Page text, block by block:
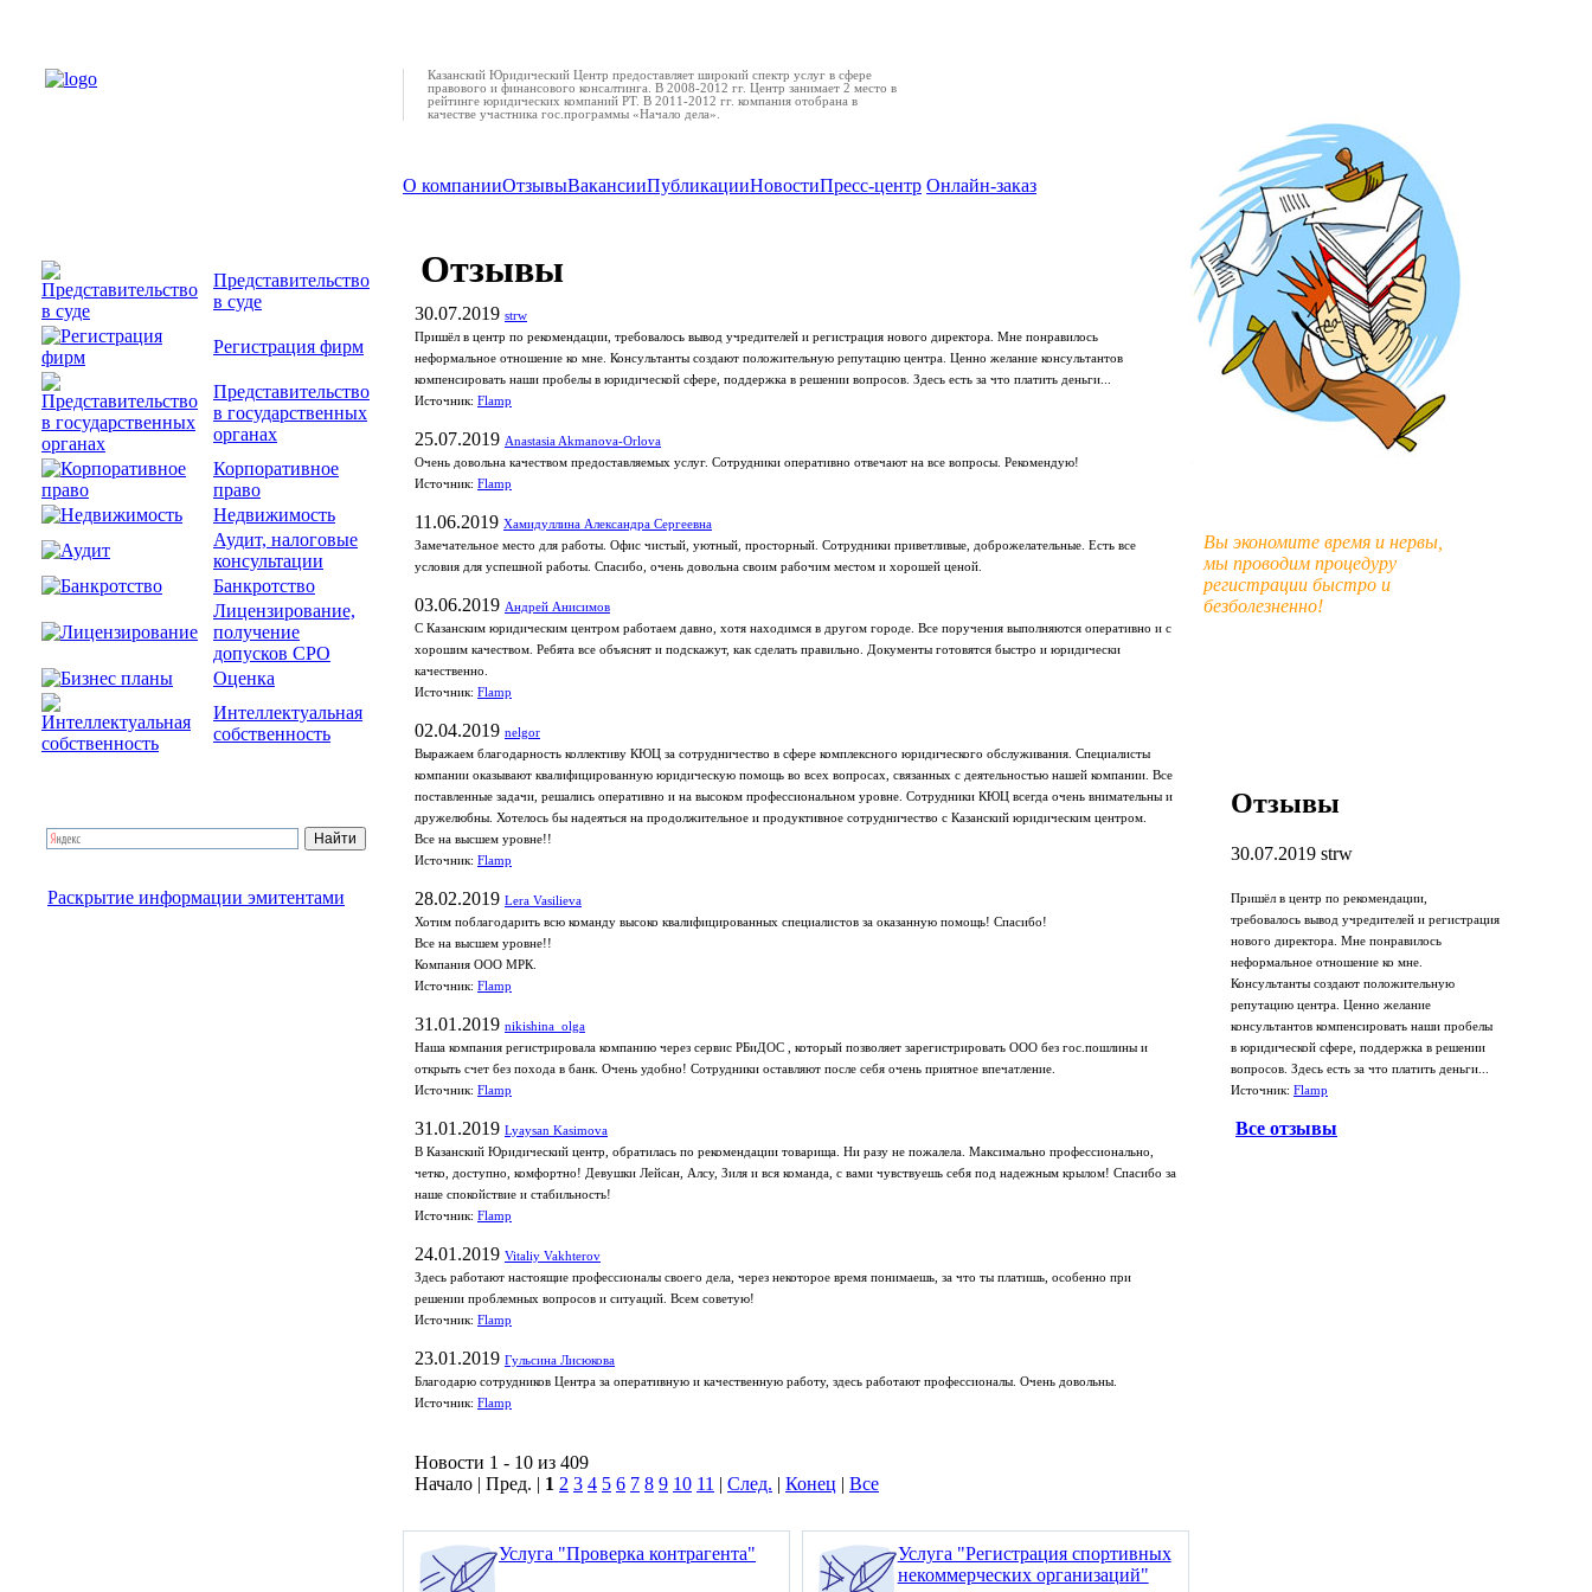
Представительство
в суде
Регистрация фирм
Представительство
в государственных
органах
Корпоративное
право
Недвижимость
Аудит, налоговые
консультации
Банкротство
Лицензирование,
получение
допусков СРО
Оценка
Интеллектуальная
собственность
Раскрытие информации эмитентами
Казанский Юридический Центр предоставляет широкий спектр услуг в сфере
правового и финансового консалтинга. В 2008-2012 гг. Центр занимает 2 место в
рейтинге юридических компаний РТ. В 2011-2012 гг. компания отобрана в
качестве участника гос.программы «Начало дела».
О компанииОтзывыВакансииПубликацииНовостиПресс-центр Онлайн-заказ
Отзывы
30.07.2019 strw
Пришёл в центр по рекомендации, требовалось вывод учредителей и регистрация нового директора. Мне понравилось
неформальное отношение ко мне. Консультанты создают положительную репутацию центра. Ценно желание консультантов
компенсировать наши пробелы в юридической сфере, поддержка в решении вопросов. Здесь есть за что платить деньги...
Источник: Flamp
25.07.2019 Anastasia Akmanova-Orlova
Очень довольна качеством предоставляемых услуг. Сотрудники оперативно отвечают на все вопросы. Рекомендую!
Источник: Flamp
11.06.2019 Хамидуллина Александра Сергеевна
Замечательное место для работы. Офис чистый, уютный, просторный. Сотрудники приветливые, доброжелательные. Есть все
условия для успешной работы. Спасибо, очень довольна своим рабочим местом и хорошей ценой.
03.06.2019 Андрей Анисимов
С Казанским юридическим центром работаем давно, хотя находимся в другом городе. Все поручения выполняются оперативно и с
хорошим качеством. Ребята все объяснят и подскажут, как сделать правильно. Документы готовятся быстро и юридически
качественно.
Источник: Flamp
02.04.2019 nelgor
Выражаем благодарность коллективу КЮЦ за сотрудничество в сфере комплексного юридического обслуживания. Специалисты
компании оказывают квалифицированную юридическую помощь во всех вопросах, связанных с деятельностью нашей компании. Все
поставленные задачи, решались оперативно и на высоком профессиональном уровне. Сотрудники КЮЦ всегда очень внимательны и
дружелюбны. Хотелось бы надеяться на продолжительное и продуктивное сотрудничество с Казанский юридическим центром.
Все на высшем уровне!!
Источник: Flamp
28.02.2019 Lera Vasilieva
Хотим поблагодарить всю команду высоко квалифицированных специалистов за оказанную помощь! Спасибо!
Все на высшем уровне!!
Компания ООО МРК.
Источник: Flamp
31.01.2019 nikishina_olga
Наша компания регистрировала компанию через сервис РБиДОС , который позволяет зарегистрировать ООО без гос.пошлины и
открыть счет без похода в банк. Очень удобно! Сотрудники оставляют после себя очень приятное впечатление.
Источник: Flamp
31.01.2019 Lyaysan Kasimova
В Казанский Юридический центр, обратилась по рекомендации товарища. Ни разу не пожалела. Максимально профессионально,
четко, доступно, комфортно! Девушки Лейсан, Алсу, Зиля и вся команда, с вами чувствуешь себя под надежным крылом! Спасибо за
наше спокойствие и стабильность!
Источник: Flamp
24.01.2019 Vitaliy Vakhterov
Здесь работают настоящие профессионалы своего дела, через некоторое время понимаешь, за что ты платишь, особенно при
решении проблемных вопросов и ситуаций. Всем советую!
Источник: Flamp
23.01.2019 Гульсина Лисюкова
Благодарю сотрудников Центра за оперативную и качественную работу, здесь работают профессионалы. Очень довольны.
Источник: Flamp
Новости 1 - 10 из 409
Начало | Пред. | 1 2 3 4 5 6 7 8 9 10 11 | След. | Конец | Все
Услуга "Проверка контрагента"
Услуга "Регистрация спортивных
некоммерческих организаций"
Вы экономите время и нервы,
мы проводим процедуру
регистрации быстро и
безболезненно!
Отзывы
30.07.2019 strw
Пришёл в центр по рекомендации,
требовалось вывод учредителей и регистрация
нового директора. Мне понравилось
неформальное отношение ко мне.
Консультанты создают положительную
репутацию центра. Ценно желание
консультантов компенсировать наши пробелы
в юридической сфере, поддержка в решении
вопросов. Здесь есть за что платить деньги...
Источник: Flamp
Все отзывы